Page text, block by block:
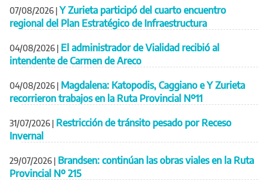
07/08/2026 | Y Zurieta participó del cuarto encuentro
regional del Plan Estratégico de Infraestructura
04/08/2026 | El administrador de Vialidad recibió al
intendente de Carmen de Areco
04/08/2026 | Magdalena: Katopodis, Caggiano e Y Zurieta
recorrieron trabajos en la Ruta Provincial Nº11
31/07/2026 | Restricción de tránsito pesado por Receso
Invernal
29/07/2026 | Brandsen: continúan las obras viales en la Ruta
Provincial Nº 215